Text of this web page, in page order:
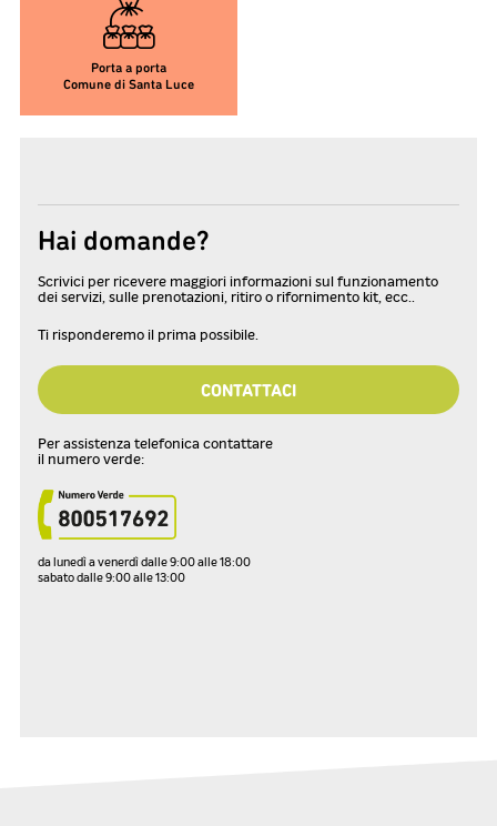
Porta a porta
Comune di Santa Luce
Hai domande?
Scrivici per ricevere maggiori informazioni sul funzionamento
dei servizi, sulle prenotazioni, ritiro o rifornimento kit, ecc..
Ti risponderemo il prima possibile.
CONTATTACI
Per assistenza telefonica contattare
il numero verde:
da lunedì a venerdì dalle 9:00 alle 18:00
sabato dalle 9:00 alle 13:00